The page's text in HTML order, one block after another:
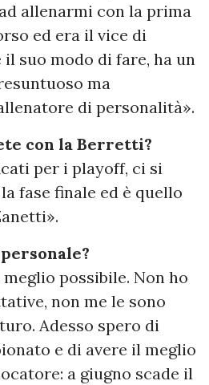
allenarmi con la prima
ed era il vice di
il suo modo di fare, ha un
ma
di personalità».
con la Berretti?
per i playoff, ci si
fase finale ed è quello
possibile. Non ho
non me le sono
Adesso spero di
e di avere il meglio
a giugno scade il